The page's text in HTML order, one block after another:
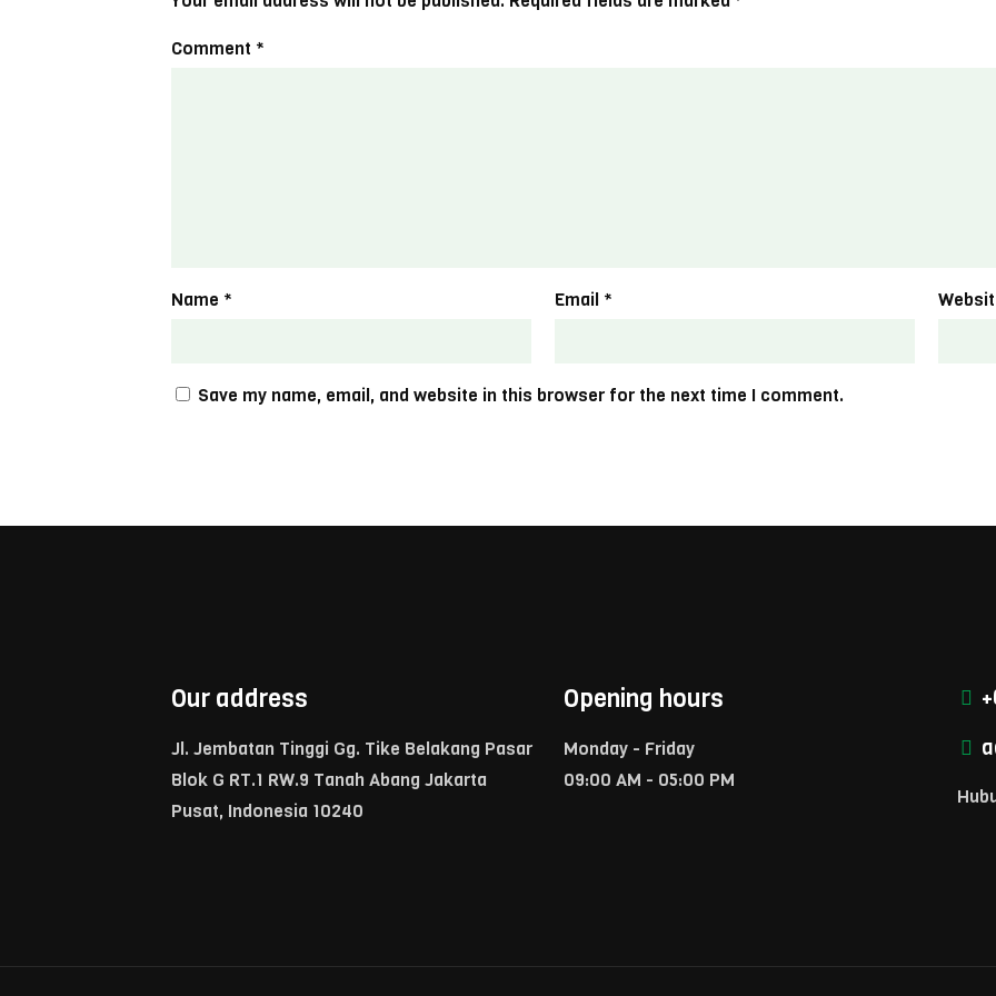
Comment *
Name * Email *
Save my name, email, and website in this browser for the next time I comment.
Our address
Jl. Jembatan Tinggi Gg. Tike Belakang Pasar
Blok G RT.1 RW.9 Tanah Abang Jakarta
Pusat, Indonesia 10240
Opening hours
Monday - Friday
09:00 AM - 05:00 PM